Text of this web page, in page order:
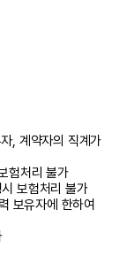
, 계약자의 직계가
험처리 불가
보험처리 불가
보유자에 한하여